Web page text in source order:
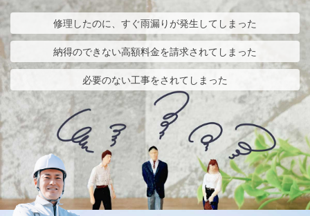
修理したのに、すぐ雨漏りが発生してしまった
納得のできない高額料金を請求されてしまった
必要のない工事をされてしまった